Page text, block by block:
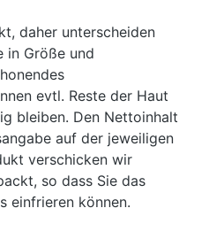
daher unterscheiden
in Größe und
evtl. Reste der Haut
bleiben. Den Nettoinhalt
auf der jeweiligen
verschicken wir
so dass Sie das
einfrieren können.